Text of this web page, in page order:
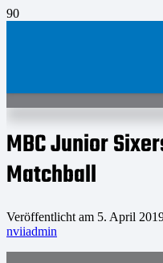
MBC Junior
Matchball
Veröffentlicht am 5. April
nviiadmin